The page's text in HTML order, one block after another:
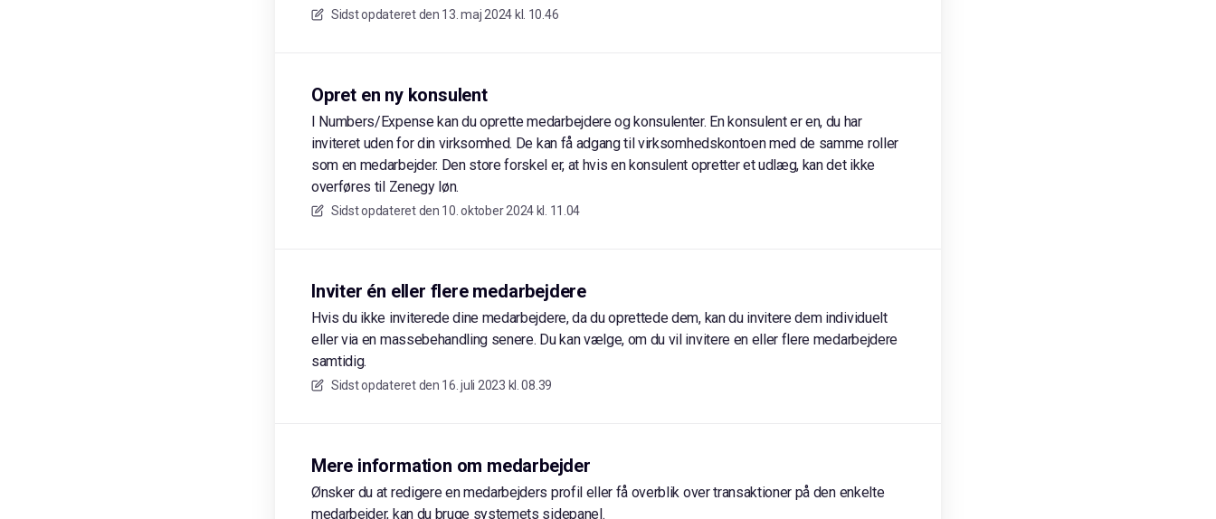
Sidst opdateret den 13. maj 2024 kl. 10.46
Opret en ny konsulent
I Numbers/Expense kan du oprette medarbejdere og konsulenter. En konsulent er en, du har
inviteret uden for din virksomhed. De kan få adgang til virksomhedskontoen med de samme roller
som en medarbejder. Den store forskel er, at hvis en konsulent opretter et udlæg, kan det ikke
overføres til Zenegy løn.
Sidst opdateret den 10. oktober 2024 kl. 11.04
Inviter én eller flere medarbejdere
Hvis du ikke inviterede dine medarbejdere, da du oprettede dem, kan du invitere dem individuelt
eller via en massebehandling senere. Du kan vælge, om du vil invitere en eller flere medarbejdere
samtidig.
Sidst opdateret den 16. juli 2023 kl. 08.39
Mere information om medarbejder
Ønsker du at redigere en medarbejders profil eller få overblik over transaktioner på den enkelte
medarbejder, kan du bruge systemets sidepanel.